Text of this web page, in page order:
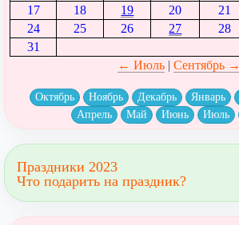
17
18 19 20 21
24
25 26 27 28
31
← Июль| Сентябрь →
Октябрь Ноябрь Декабрь Январь
Апрель
Май Июнь Июль
Праздники 2023
Что подарить на праздник?